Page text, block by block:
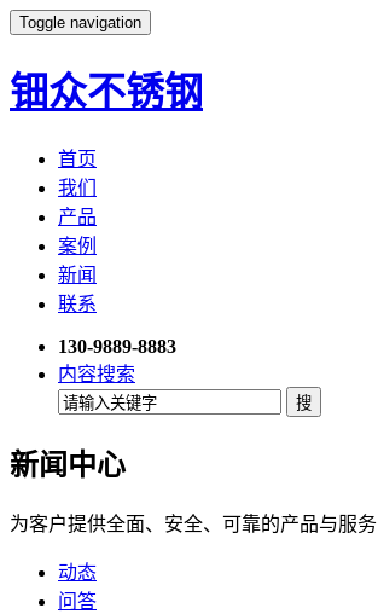
Toggle navigation
钿众不锈钢
首页
我们
产品
案例
新闻
联系
130-9889-8883
内容搜索
新闻中心
为客户提供全面、安全、可靠的产品与服务
动态
问答